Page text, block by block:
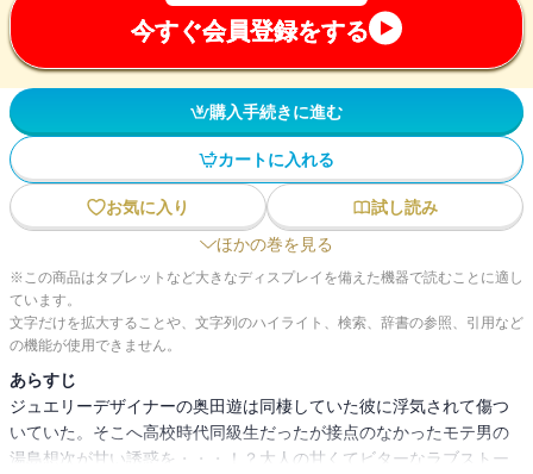
今すぐ会員登録をする
購入手続きに進む
カートに入れる
お気に入り
試し読み
ほかの巻を見る
※この商品はタブレットなど大きなディスプレイを備えた機器で読むことに適し
ています。
文字だけを拡大することや、文字列のハイライト、検索、辞書の参照、引用など
の機能が使用できません。
あらすじ
ジュエリーデザイナーの奥田遊は同棲していた彼に浮気されて傷つ
いていた。そこへ高校時代同級生だったが接点のなかったモテ男の
湯島想次が甘い誘惑を・・・！？大人の甘くてビターなラブストー